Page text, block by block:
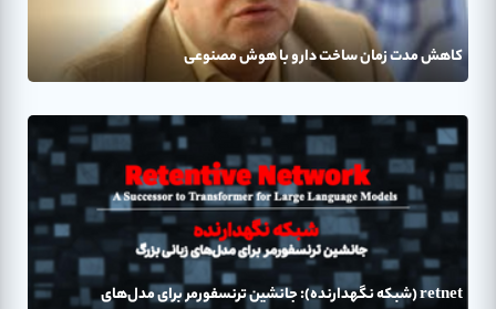
کاهش مدت زمان ساخت دارو با هوش مصنوعی
retnet (شبکه نگهدارنده): جانشین ترنسفورمر برای مدل‌های